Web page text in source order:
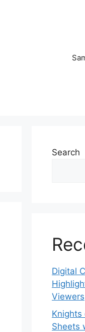
Search
Digital
Viewers
Knights
Sheets